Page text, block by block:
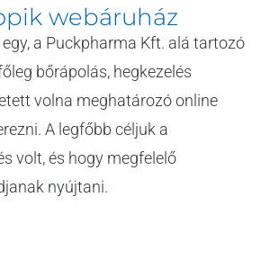
webáruház
a Puckpharma Kft. alá tartozó
bőrápolás, hegkezelés
volna meghatározó online
A legfőbb céljuk a
volt, és hogy megfelelő
nyújtani.